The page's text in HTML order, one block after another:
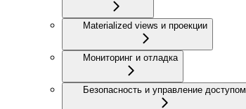
Materialized views и проекции
Мониторинг и отладка
Безопасность и управление доступом